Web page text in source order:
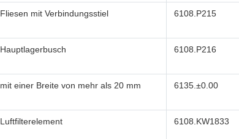
Fliesen mit Verbindungsstiel 6108.P215
Hauptlagerbusch 6108.P216
mit einer Breite von mehr als 20 mm 6135.±0.00
Luftfilterelement 6108.KW1833